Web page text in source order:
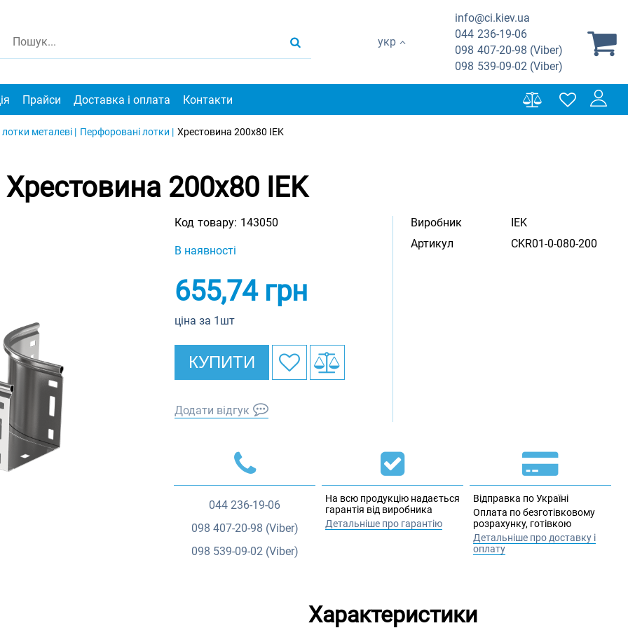
укр
info@ci.kiev.ua
044 236-19-06
098 407-20-98 (Viber)
098 539-09-02 (Viber)
Прайси Доставка і оплата Контакти
металеві | Перфоровані лотки | Хрестовина 200х80 IEK
Хрестовина 200х80 IEK
Код товару: 143050
В наявності
655,74грн
ціна за 1шт
КУПИТИ
Додати відгук
Виробник
IEK
Артикул
CKR01-0-080-200
044 236-19-06
098 407-20-98 (Viber)
098 539-09-02 (Viber)
На всю продукцію надається
гарантія від виробника
Детальніше про гарантію
Відправка по Україні
Оплата по безготівковому
розрахунку, готівкою
Детальніше про доставку і
оплату
Характеристики